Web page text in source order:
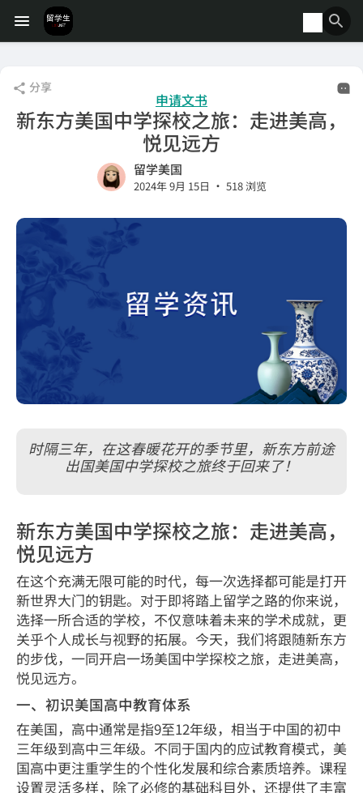
分享
申请文书
新东方美国中学探校之旅：走进美高，
悦见远方
留学美国
2024年 9月 15日 • 518 浏览
时隔三年，在这春暖花开的季节里，新东方前途
出国美国中学探校之旅终于回来了！
新东方美国中学探校之旅：走进美高，
悦见远方
在这个充满无限可能的时代，每一次选择都可能是打开
新世界大门的钥匙。对于即将踏上留学之路的你来说，
选择一所合适的学校，不仅意味着未来的学术成就，更
关乎个人成长与视野的拓展。今天，我们将跟随新东方
的步伐，一同开启一场美国中学探校之旅，走进美高，
悦见远方。
一、初识美国高中教育体系
在美国，高中通常是指9至12年级，相当于中国的初中
三年级到高中三年级。不同于国内的应试教育模式，美
国高中更注重学生的个性化发展和综合素质培养。课程
设置灵活多样，除了必修的基础科目外，还提供了丰富